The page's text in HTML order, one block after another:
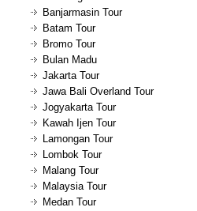
Banjarmasin Tour
Batam Tour
Bromo Tour
Bulan Madu
Jakarta Tour
Jawa Bali Overland Tour
Jogyakarta Tour
Kawah Ijen Tour
Lamongan Tour
Lombok Tour
Malang Tour
Malaysia Tour
Medan Tour